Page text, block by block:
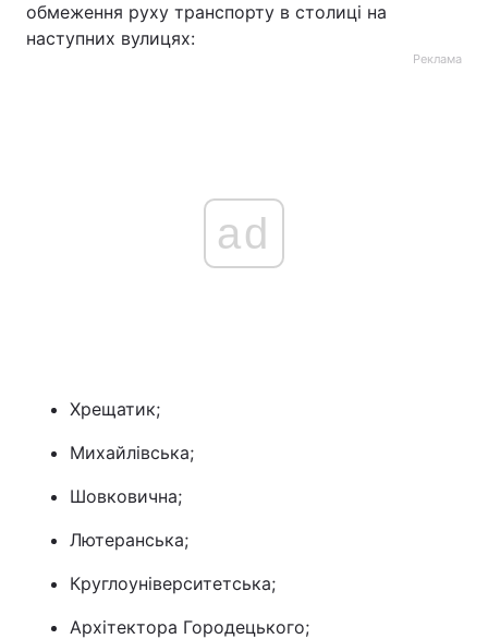
обмеження руху транспорту в столиці на
наступних вулицях:
Реклама
ad
Хрещатик;
Михайлівська;
Шовковична;
Лютеранська;
Круглоуніверситетська;
Архітектора Городецького;